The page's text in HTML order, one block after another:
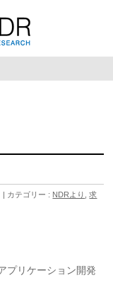
カテゴリー : NDRより ,求
プリケーション開発